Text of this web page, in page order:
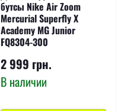
бутсы Nike Air Zoom
Mercurial Superfly X
Academy MG Junior
FQ8304-300
2 999 грн.
В наличии